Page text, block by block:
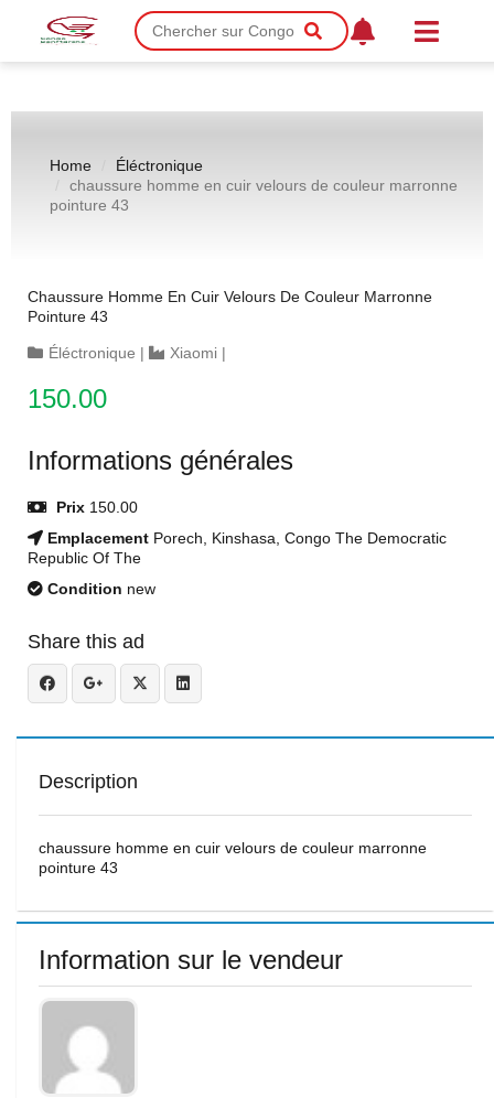
Home
Éléctronique
chaussure homme en cuir velours de couleur marronne
pointure 43
Chaussure Homme En Cuir Velours De Couleur Marronne
Pointure 43
Éléctronique | Xiaomi |
150.00
Informations générales
Prix 150.00
Emplacement Porech, Kinshasa, Congo The Democratic
Republic Of The
Condition new
Share this ad
Description
chaussure homme en cuir velours de couleur marronne
pointure 43
Information sur le vendeur